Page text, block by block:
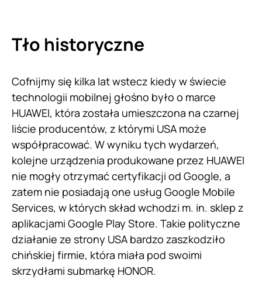
Tło historyczne
Cofnijmy się kilka lat wstecz kiedy w świecie
technologii mobilnej głośno było o marce
HUAWEI, która została umieszczona na czarnej
liście producentów, z którymi USA może
współpracować. W wyniku tych wydarzeń,
kolejne urządzenia produkowane przez HUAWEI
nie mogły otrzymać certyfikacji od Google, a
zatem nie posiadają one usług Google Mobile
Services, w których skład wchodzi m. in. sklep z
aplikacjami Google Play Store. Takie polityczne
działanie ze strony USA bardzo zaszkodziło
chińskiej firmie, która miała pod swoimi
skrzydłami submarkę HONOR.